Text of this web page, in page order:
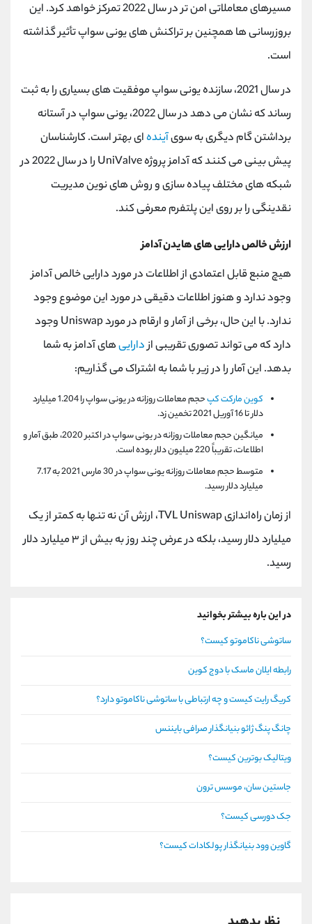
مسیرهای معاملاتی امن تر در سال 2022 تمرکز خواهد کرد. این
بروزرسانی ها همچنین بر تراکنش های یونی سواپ تأثیر گذاشته
است.
در سال 2021، سازنده یونی سواپ موفقیت های بسیاری را به ثبت
رساند که نشان می دهد در سال 2022، یونی سواپ در آستانه
برداشتن گام دیگری به سویآیندهای بهتر است. کارشناسان
پیش بینی می کنند که آدامز پروژه UniValve را در سال 2022 در
شبکه های مختلف پیاده سازی و روش های نوین مدیریت
نقدینگی را بر روی این پلتفرم معرفی کند.
ارزش خالص دارایی های هایدن آدامز
هیچ منبع قابل اعتمادی از اطلاعات در مورد دارایی خالص آدامز
وجود ندارد و هنوز اطلاعات دقیقی در مورد این موضوع وجود
ندارد. با این حال، برخی از آمار و ارقام در مورد Uniswap وجود
دارد که می تواند تصوری تقریبی ازداراییهای آدامز به شما
بدهد. این آمار را در زیر با شما به اشتراک می گذاریم:
کوین مارکت کپ
حجم معاملات روزانه در یونی سواپ را 1.204 میلیارد
دلار تا 16 آوریل 2021 تخمین زد.
میانگین حجم معاملات روزانه در یونی سواپ در اکتبر 2020، طبق آمار و
اطلاعات، تقریباً 220 میلیون دلار بوده است.
متوسط حجم معاملات روزانه یونی سواپ در 30 مارس 2021 به 7.17
میلیارد دلار رسید.
از زمان راه‌اندازی TVL Uniswap، ارزش آن نه تنها به کمتر از یک
میلیارد دلار رسید، بلکه در عرض چند روز به بیش از ۳ میلیارد دلار
رسید.
در این باره بیشتر بخوانید
ساتوشی ناکاموتو کیست؟
رابطه ایلان ماسک با دوج کوین
کریگ رایت کیست و چه ارتباطی با ساتوشی ناکاموتو دارد؟
چانگ پنگ ژائو بنیانگذار صرافی بایننس
ویتالیک بوترین کیست؟
جاستین سان، موسس ترون
جک دورسی کیست؟
گاوین وود بنیانگذار پولکادات کیست؟